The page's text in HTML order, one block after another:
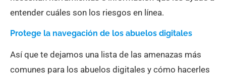
entender cuáles son los riesgos en línea.
Protege la navegación de los abuelos digitales
Así que te dejamos una lista de las amenazas más
comunes para los abuelos digitales y cómo hacerles